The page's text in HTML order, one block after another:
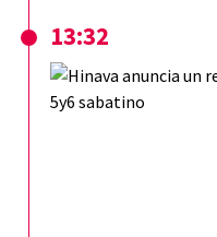
13:32